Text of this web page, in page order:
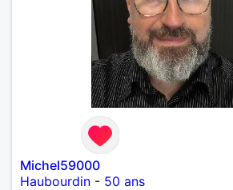
Michel59000
Haubourdin - 50 ans